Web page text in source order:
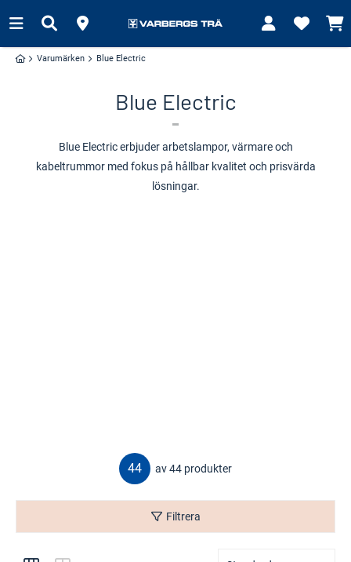
Varumärken Blue Electric
Blue Electric
Blue Electric erbjuder arbetslampor, värmare och
kabeltrummor med fokus på hållbar kvalitet och prisvärda
lösningar.
44 av 44 produkter
Filtrera